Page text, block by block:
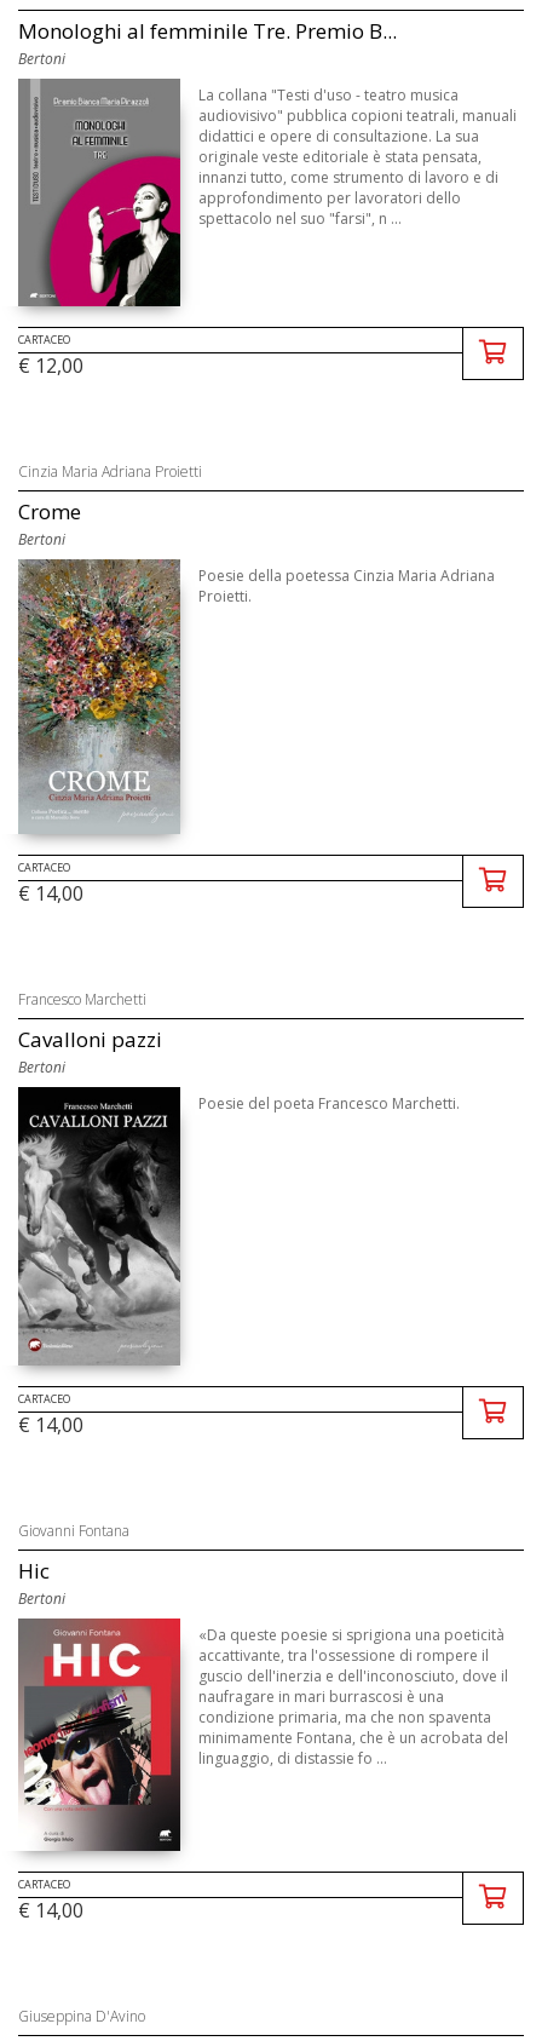
Monologhi al femminile Tre. Premio B...
Bertoni
La collana "Testi d'uso - teatro musica
audiovisivo" pubblica copioni teatrali, manuali
didattici e opere di consultazione. La sua
originale veste editoriale è stata pensata,
innanzi tutto, come strumento di lavoro e di
approfondimento per lavoratori dello
spettacolo nel suo "farsi", n ...
CARTACEO
€ 12,00
Cinzia Maria Adriana Proietti
Crome
Bertoni
Poesie della poetessa Cinzia Maria Adriana
Proietti.
CARTACEO
€ 14,00
Francesco Marchetti
Cavalloni pazzi
Bertoni
Poesie del poeta Francesco Marchetti.
CARTACEO
€ 14,00
Giovanni Fontana
Hic
Bertoni
«Da queste poesie si sprigiona una poeticità
accattivante, tra l'ossessione di rompere il
guscio dell'inerzia e dell'inconosciuto, dove il
naufragare in mari burrascosi è una
condizione primaria, ma che non spaventa
minimamente Fontana, che è un acrobata del
linguaggio, di distassie fo ...
CARTACEO
€ 14,00
Giuseppina D'Avino